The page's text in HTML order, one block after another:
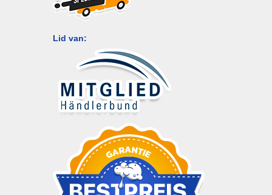
Lid van: